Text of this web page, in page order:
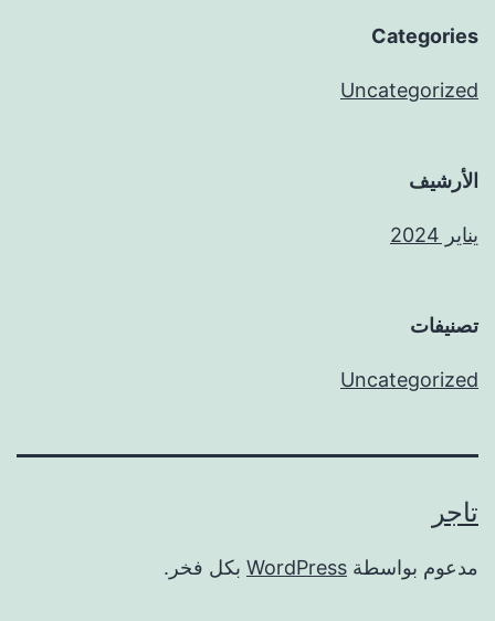
Categories
Uncategorized
الأرشيف
يناير 2024
تصنيفات
Uncategorized
تاجر
مدعوم بواسطة WordPress بكل فخر.